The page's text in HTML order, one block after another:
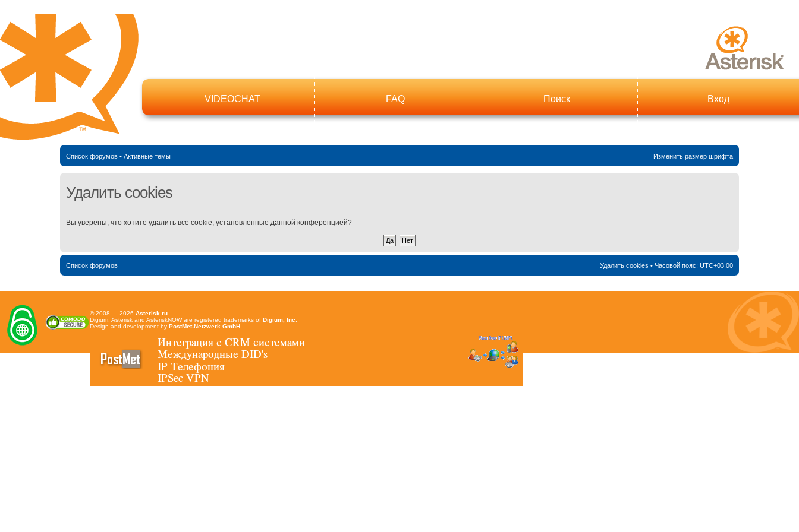
VIDEOCHAT FAQ Поиск Вход
Список форумов• Активные темы Изменить размер шрифта
Удалить cookies
Вы уверены, что хотите удалить все cookie, установленные данной конференцией?
Список форумов Удалить cookies • Часовой пояс:UTC+03:00
© 2008 — 2026 Asterisk.ru
Digium, Asterisk and AsteriskNOW are registered trademarks of Digium, Inc
Design and development by PostMet-Netzwerk GmbH